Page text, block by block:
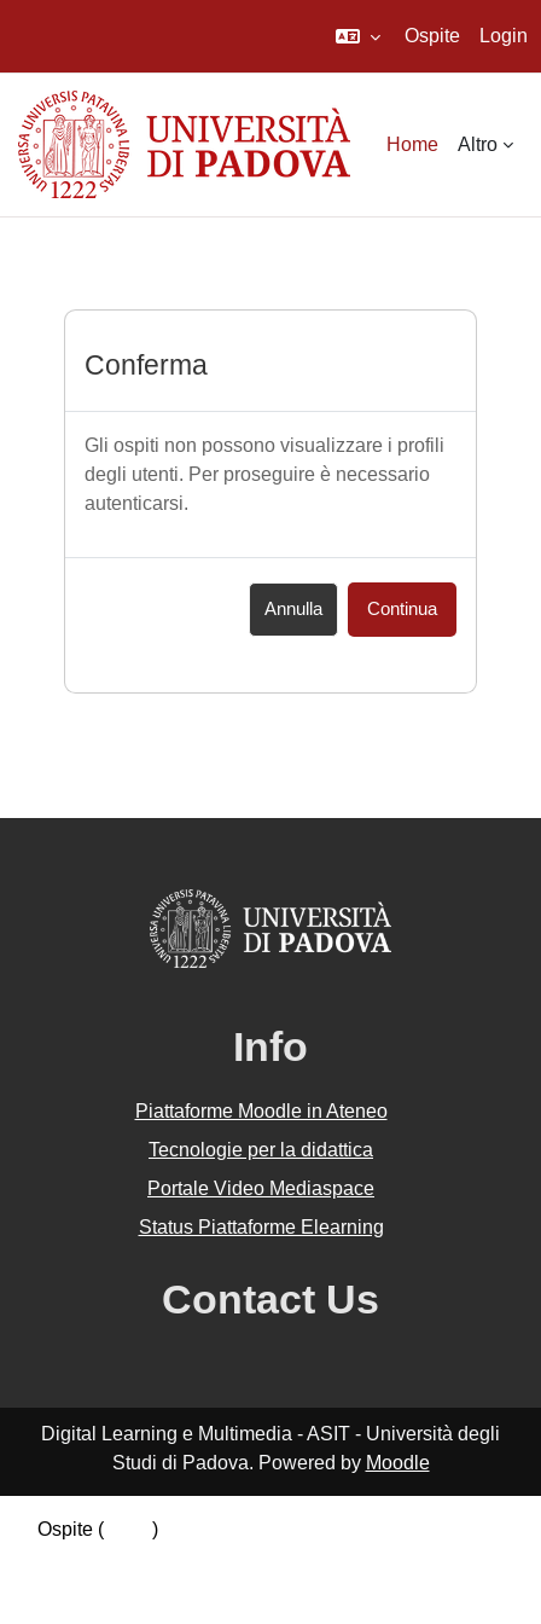
Ospite Login
Home Altro
Conferma
Gli ospiti non possono visualizzare i profili
degli utenti. Per proseguire è necessario
autenticarsi.
Annulla Continua
Info
Piattaforme Moodle in Ateneo
Tecnologie per la didattica
Portale Video Mediaspace
Status Piattaforme Elearning
Contact Us
Digital Learning e Multimedia - ASIT - Università degli
Studi di Padova. Powered by Moodle
Ospite (
)